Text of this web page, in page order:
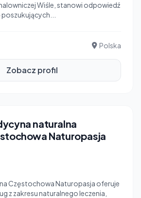
Wiśle, stanowi odpowiedź
Polska
Zobacz profil
naturalna
Naturopasja
Częstochowa Naturopasja oferuje
z zakresu naturalnego leczenia,